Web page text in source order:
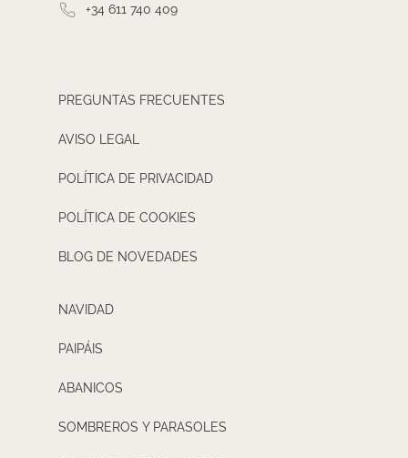
+34 611 740 409
PREGUNTAS FRECUENTES
AVISO LEGAL
POLÍTICA DE PRIVACIDAD
POLÍTICA DE COOKIES
BLOG DE NOVEDADES
NAVIDAD
PAIPÁIS
ABANICOS
SOMBREROS Y PARASOLES